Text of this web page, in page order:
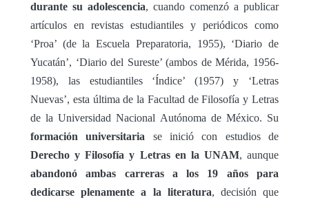
durante su adolescencia, cuando comenzó a publicar
artículos en revistas estudiantiles y periódicos como
‘Proa’ (de la Escuela Preparatoria, 1955), ‘Diario de
Yucatán’, ‘Diario del Sureste’ (ambos de Mérida, 1956-
1958), las estudiantiles ‘Índice’ (1957) y ‘Letras
Nuevas’, esta última de la Facultad de Filosofía y Letras
de la Universidad Nacional Autónoma de México. Su
formación universitaria se inició con estudios de
Derecho y Filosofía y Letras en la UNAM, aunque
abandonó ambas carreras a los 19 años para
dedicarse plenamente a la literatura, decisión que